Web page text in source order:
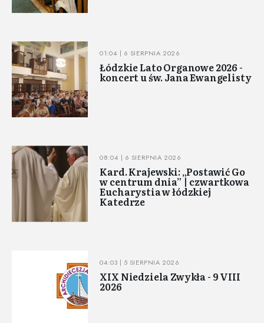
01:04 | 6 SIERPNIA 2026
Łódzkie Lato Organowe 2026 -
koncert u św. Jana Ewangelisty
08:04 | 6 SIERPNIA 2026
Kard. Krajewski: „Postawić Go
w centrum dnia” | czwartkowa
Eucharystia w łódzkiej
Katedrze
04:03 | 5 SIERPNIA 2026
XIX Niedziela Zwykła - 9 VIII
2026